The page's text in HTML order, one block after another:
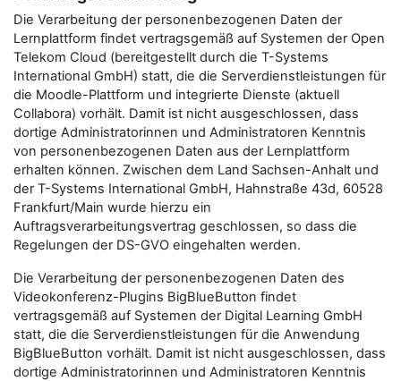
Die Verarbeitung der personenbezogenen Daten der
Lernplattform findet vertragsgemäß auf Systemen der Open
Telekom Cloud (bereitgestellt durch die T-Systems
International GmbH) statt, die die Serverdienstleistungen für
die Moodle-Plattform und integrierte Dienste (aktuell
Collabora) vorhält. Damit ist nicht ausgeschlossen, dass
dortige Administratorinnen und Administratoren Kenntnis
von personenbezogenen Daten aus der Lernplattform
erhalten können. Zwischen dem Land Sachsen-Anhalt und
der T-Systems International GmbH, Hahnstraße 43d, 60528
Frankfurt/Main wurde hierzu ein
Auftragsverarbeitungsvertrag geschlossen, so dass die
Regelungen der DS-GVO eingehalten werden.
Die Verarbeitung der personenbezogenen Daten des
Videokonferenz-Plugins BigBlueButton findet
vertragsgemäß auf Systemen der Digital Learning GmbH
statt, die die Serverdienstleistungen für die Anwendung
BigBlueButton vorhält. Damit ist nicht ausgeschlossen, dass
dortige Administratorinnen und Administratoren Kenntnis